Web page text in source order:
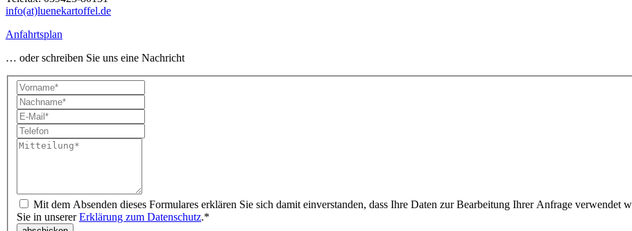
info(at)luenekartoffel.de
Anfahrtsplan
… oder schreiben Sie uns eine Nachricht
Sie in unsererErklärung zum Datenschutz.*